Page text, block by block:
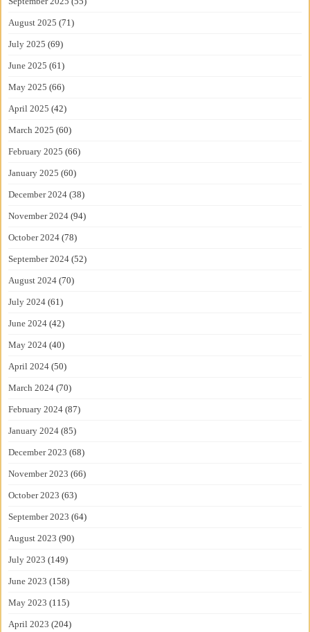
August 2025 (71)
July 2025 (69)
June 2025 (61)
May 2025 (66)
April 2025 (42)
March 2025 (60)
February 2025 (66)
January 2025 (60)
December 2024 (38)
November 2024 (94)
October 2024 (78)
September 2024 (52)
August 2024 (70)
July 2024 (61)
June 2024 (42)
May 2024 (40)
April 2024 (50)
March 2024 (70)
February 2024 (87)
January 2024 (85)
December 2023 (68)
November 2023 (66)
October 2023 (63)
September 2023 (64)
August 2023 (90)
July 2023 (149)
June 2023 (158)
May 2023 (115)
April 2023 (204)